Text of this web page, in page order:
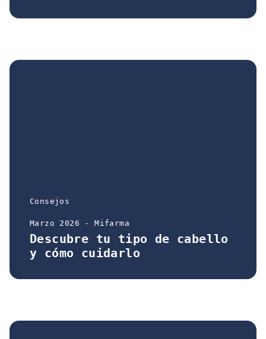
Consejos
Marzo 2026 - Mifarma
Descubre tu tipo de cabello
y cómo cuidarlo